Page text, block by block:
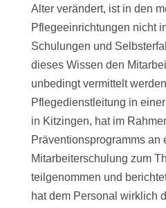
Alter verändert, ist in den
Pflegeeinrichtungen nicht
Schulungen und
dieses Wissen den
unbedingt vermittelt
Pflegedienstleitung in
in Kitzingen, hat im
Präventionsprogramms an
Mitarbeiterschulung zum
teilgenommen und
hat dem Personal wirklich